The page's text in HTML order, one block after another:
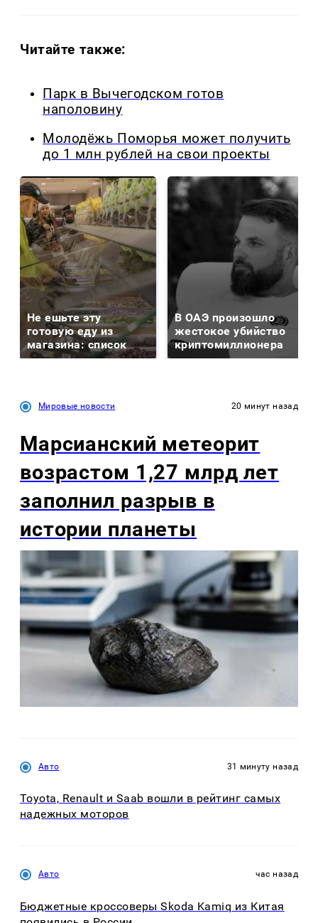
Читайте также:
Парк в Вычегодском готов
наполовину
Молодёжь Поморья может получить
до 1 млн рублей на свои проекты
Не ешьте эту
готовую еду из
магазина: список
В ОАЭ произошло
жестокое убийство
криптомиллионера
Мировые новости 20 минут назад
Марсианский метеорит
возрастом 1,27 млрд лет
заполнил разрыв в
истории планеты
Авто 31 минуту назад
Toyota, Renault и Saab вошли в рейтинг самых
надежных моторов
Авто час назад
Бюджетные кроссоверы Skoda Kamiq из Китая